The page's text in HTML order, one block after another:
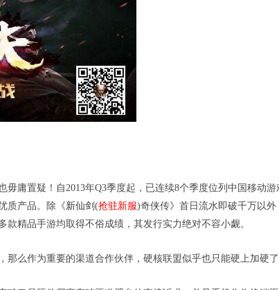
庸置疑！自2013年Q3季度起，已连续8个季度位列中国移动游
质产品。除《新仙剑 (抢驻新服)奇侠传》首日流水即破千万以外
款精品手游均取得不俗成绩，其发行实力绝对不容小觑。
那么作为重要的渠道合作伙伴，硬核联盟似乎也只能硬上加硬了